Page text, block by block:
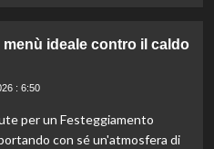
menù ideale contro il caldo
: 6:50
per un Festeggiamento
con sé un'atmosfera di